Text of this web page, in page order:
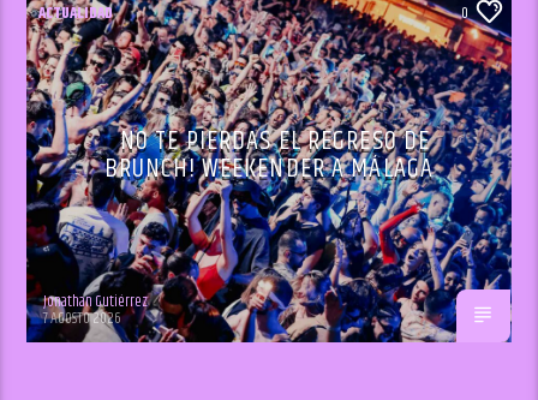
ACTUALIDAD 0
NO TE PIERDAS EL REGRESO DE
BRUNCH! WEEKENDER A MÁLAGA
Jonathan Gutiérrez
7 AGOSTO 2026